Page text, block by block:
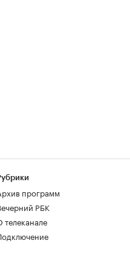
программ
РБК
телеканале